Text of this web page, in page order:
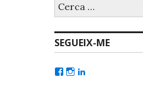
SEGUEIX-ME